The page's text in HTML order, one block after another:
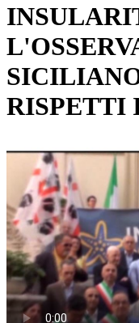
RISPETTI